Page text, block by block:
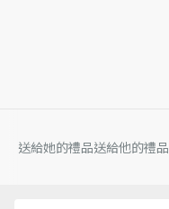
送給她的禮品送給他的禮品